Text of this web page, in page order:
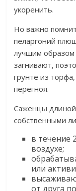
укоренить.
Но важно
пеларгоний
лучшим образом
загнивают,
грунте из
перегноя.
Саженцы длиной
собственными
в течение
воздухе;
или
от друга